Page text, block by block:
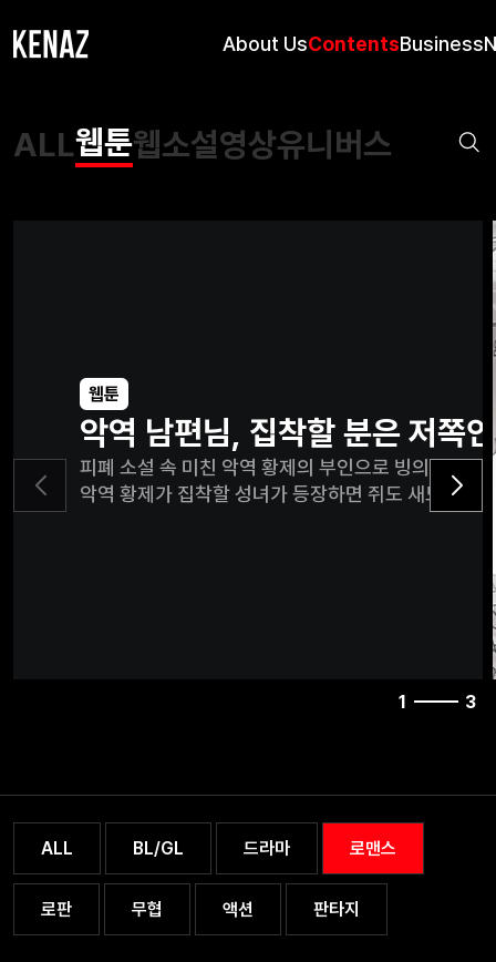
About UsContentsBusiness
ALL웹툰웹소설영상유니버스
웹툰
악역 남편님, 집착할 분은 저쪽
피폐 소설 속 미친 악역 황제의 부인으로 빙의했다.
악역 황제가 집착할 성녀가 등장하면 쥐도 새도 모르
아무것도 안 했다. 정말 최대한 미친 남편의 신경을
않기 위해 바짝 엎드려 기기만 했는데……. “그대에게
주지.” 그가 삐뚜름하게 입술을 올렸다. 하지만 눈은
있지 않았다. “하나, 나와 함께 궁으로 돌아가든지.”
나를 옭아맬 듯 진득했다. “둘, 감히 제국의 황후를 은
사람들을 모두 반역죄로 죽이고…… 나와 함께 궁으로
1 3
ALL BL/GL 드라마 로맨스
로판 무협 액션 판타지